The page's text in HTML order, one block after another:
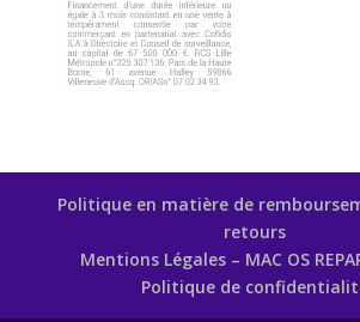
Politique en matière de
retours
Mentions Légales – MAC OS
Politique de